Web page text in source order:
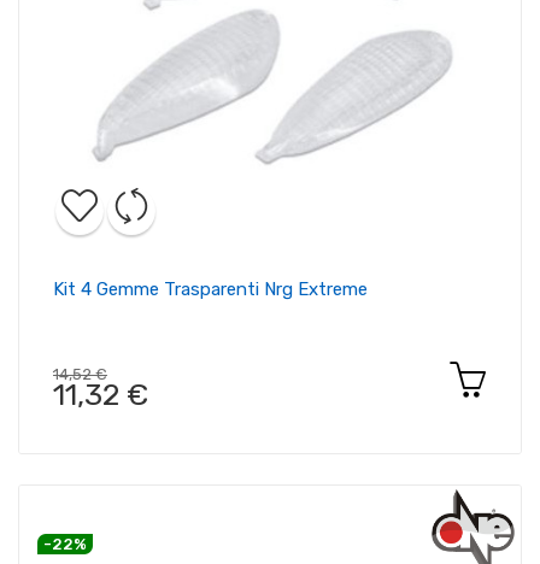
Kit 4 Gemme Trasparenti Nrg Extreme
14,52 €
11,32 €
-22%